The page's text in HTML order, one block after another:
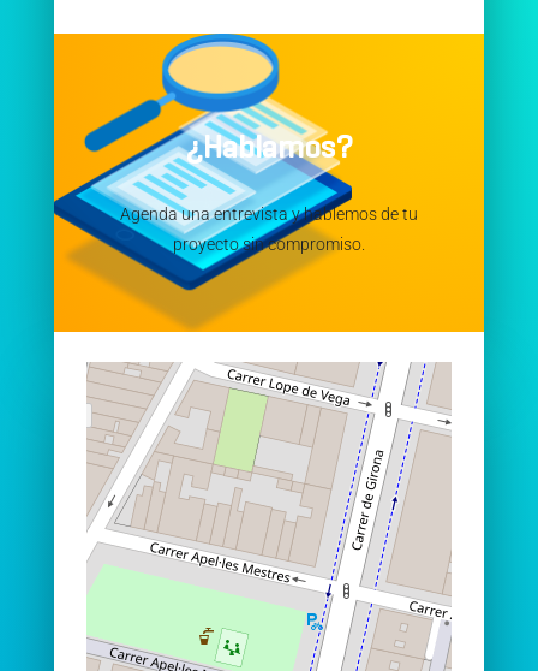
¿Hablamos?
Agenda una entrevista y hablemos de tu
proyecto sin compromiso.